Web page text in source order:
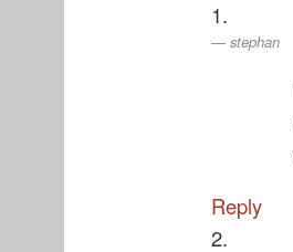
stephan
Reply